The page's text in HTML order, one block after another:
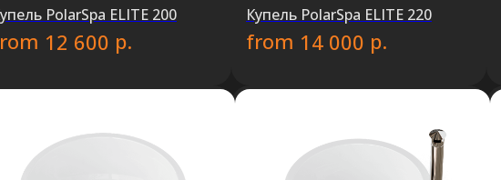
PolarSpa ELITE 200
12 600 р.
Купель PolarSpa ELITE 220
from 14 000 р.